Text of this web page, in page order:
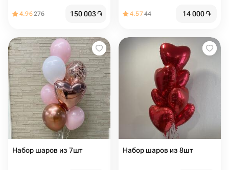
4.96276 150 003֏ 4.5744 14 000֏
Набор шаров из 7шт Набор шаров из 8шт